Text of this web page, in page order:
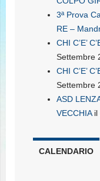
3ª Prova
RE –
CHI C’E’
Settembre
CHI C’E’
Settembre
ASD
VECCHIAil
CALENDARIO